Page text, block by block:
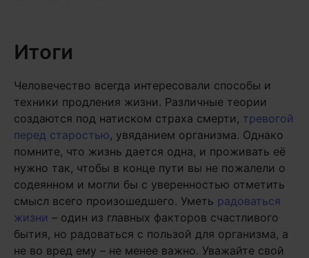
Итоги
Человечество всегда интересовали способы и
техники продления жизни. Различные теории
создаются под натиском страха смерти, тревогой
перед старостью, увяданием организма. Однако
помните, что жизнь дается одна, и проживать её
нужно так, чтобы в конце пути вы не пожалели о
содеянном и могли бы с уверенностью отметить
смысл всего произошедшего. Уметь радоваться
жизни – один из главных факторов счастливого
бытия, но радоваться с пользой для организма, а
не во вред ему – не менее важно. Уважайте свой